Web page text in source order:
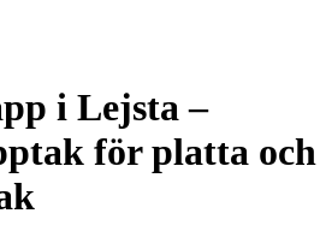
i Lejsta –
för platta och